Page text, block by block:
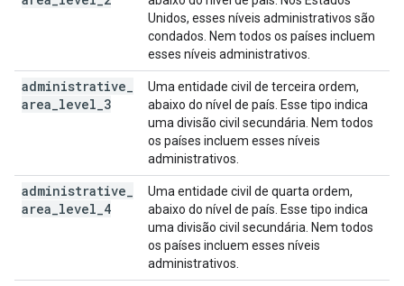
Unidos, esses níveis administrativos são
condados. Nem todos os países incluem
esses níveis administrativos.
administrative
area level 3
Uma entidade civil de terceira ordem,
abaixo do nível de país. Esse tipo indica
uma divisão civil secundária. Nem todos
os países incluem esses níveis
administrativos.
administrative
area level 4
Uma entidade civil de quarta ordem,
abaixo do nível de país. Esse tipo indica
uma divisão civil secundária. Nem todos
os países incluem esses níveis
administrativos.